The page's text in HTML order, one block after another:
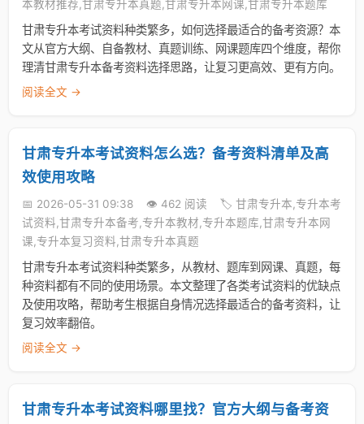
本教材推荐,甘肃专升本真题,甘肃专升本网课,甘肃专升本题库
甘肃专升本考试资料种类繁多，如何选择最适合的备考资源？本
文从官方大纲、自备教材、真题训练、网课题库四个维度，帮你
理清甘肃专升本备考资料选择思路，让复习更高效、更有方向。
阅读全文 →
甘肃专升本考试资料怎么选？备考资料清单及高
效使用攻略
📅 2026-05-31 09:38 👁️ 462 阅读
🏷️ 甘肃专升本,专升本考
试资料,甘肃专升本备考,专升本教材,专升本题库,甘肃专升本网
课,专升本复习资料,甘肃专升本真题
甘肃专升本考试资料种类繁多，从教材、题库到网课、真题，每
种资料都有不同的使用场景。本文整理了各类考试资料的优缺点
及使用攻略，帮助考生根据自身情况选择最适合的备考资料，让
复习效率翻倍。
阅读全文 →
甘肃专升本考试资料哪里找？官方大纲与备考资